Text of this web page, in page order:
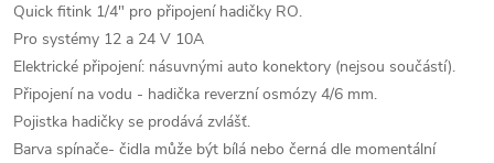
Quick fitink 1/4" pro připojení hadičky RO.
Pro systémy 12 a 24 V 10A
Elektrické připojení: násuvnými auto konektory (nejsou součástí).
Připojení na vodu - hadička reverzní osmózy 4/6 mm.
Pojistka hadičky se prodává zvlášť.
Barva spínače- čidla může být bílá nebo černá dle momentální